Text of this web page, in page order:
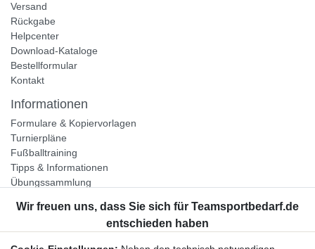
Versand
Rückgabe
Helpcenter
Download-Kataloge
Bestellformular
Kontakt
Informationen
Formulare & Kopiervorlagen
Turnierpläne
Fußballtraining
Tipps & Informationen
Übungssammlung
Unternehmen